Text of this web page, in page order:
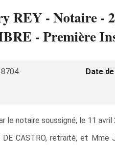
REY - Notaire -
- Première
8704 Date
le notaire soussigné, le 11
DE CASTRO, retraité, et